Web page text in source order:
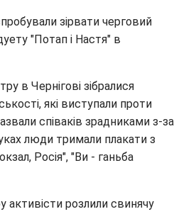
зірвати черговий
"Потап і Настя" в
в Чернігові зібралися
які виступали проти
співаків зрадниками з-за
люди тримали плакати з
Росія", "Ви - ганьба
активісти розлили свинячу